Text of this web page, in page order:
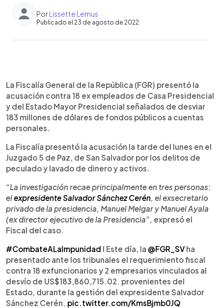
PorLissette Lemus
Publicado el 23 de agosto de 2022
► Escuchar artículo
La Fiscalía General de la República (FGR) presentó la
acusación contra 18 ex empleados de Casa Presidencial
y del Estado Mayor Presidencial señalados de desviar
183 millones de dólares de fondos públicos a cuentas
personales.
La Fiscalía presentó la acusación la tarde del lunes en el
Juzgado 5 de Paz, de San Salvador por los delitos de
peculado y lavado de dinero y activos.
“La investigación recae principalmente en tres personas:
elexpresidente Salvador Sánchez Cerén, el exsecretario
privado de la presidencia, Manuel Melgar y Manuel Ayala
(ex director ejecutivo de la Presidencia”, expresó el
Fiscal del caso.
#CombateALaImpunidad I Este día, la @FGR_SV ha
presentado ante los tribunales el requerimiento fiscal
contra 18 exfuncionarios y 2 empresarios vinculados al
desvío de US$183,860,715.02. provenientes del
Estado, durante la gestión del expresidente Salvador
Sánchez Cerén. pic.twitter.com/KmsBjmb0JQ